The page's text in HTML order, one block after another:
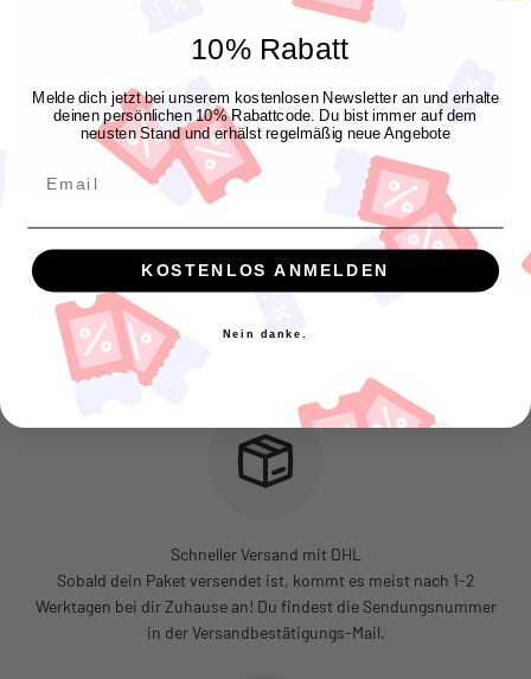
Wir lassen unsere Kunden für uns sprechen
"Genau so wie ich es mir vorgestellt habe"
Manuel P.
Schneller Versand mit DHL
Sobald dein Paket versendet ist, kommt es meist nach 1-2
Werktagen bei dir Zuhause an! Du findest die Sendungsnummer
in der Versandbestätigungs-Mail.
10% Rabatt
Melde dich jetzt bei unserem kostenlosen Newsletter an und erhalte
deinen persönlichen 10% Rabattcode. Du bist immer auf dem
neusten Stand und erhälst regelmäßig neue Angebote
KOSTENLOS ANMELDEN
Nein danke.